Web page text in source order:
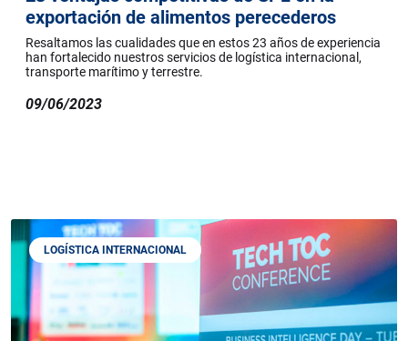
exportación de alimentos perecederos
Resaltamos las cualidades que en estos 23 años de experiencia
han fortalecido nuestros servicios de logística internacional,
transporte marítimo y terrestre.
09/06/2023
LOGÍSTICA INTERNACIONAL